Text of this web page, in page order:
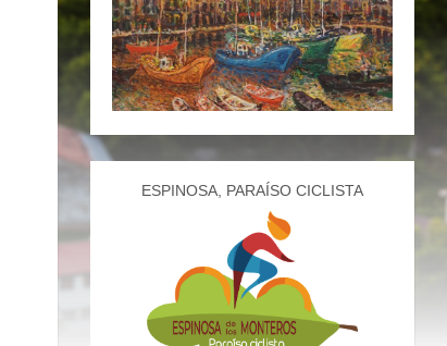
ESPINOSA, PARAÍSO CICLISTA